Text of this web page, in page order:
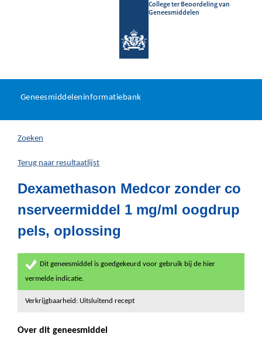
College ter Beoordeling van
Geneesmiddelen
U
hier:
Geneesmiddeleninformatiebank
Zoeken
Terug naar resultaatlijst
Dexamethason Medcor zonder co
nserveermiddel 1 mg/ml oogdrup
pels, oplossing
Dit geneesmiddel is goedgekeurd voor gebruik bij de hier
vermelde indicatie.
Verkrijgbaarheid: Uitsluitend recept
Over dit geneesmiddel